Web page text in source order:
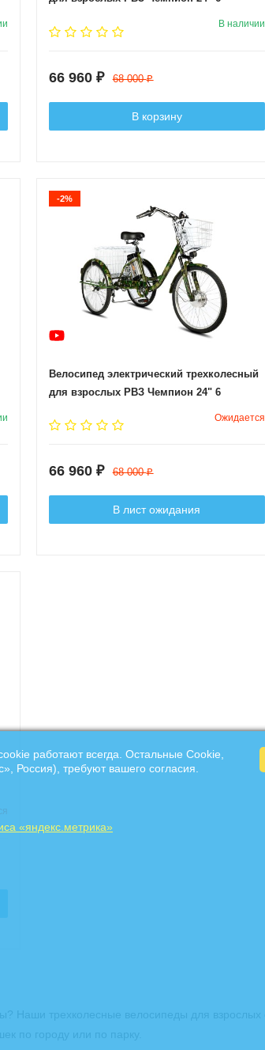
В наличии
66 960 ₽ 68 000₽
В корзину
-2%
Велосипед электрический трехколесный
для взрослых РВЗ Чемпион 24" 6
Ожидается
66 960 ₽ 68 000₽
В лист ожидания
работают всегда. Остальные Сookie,
Россия), требуют вашего согласия.
«яндекс.метрика»